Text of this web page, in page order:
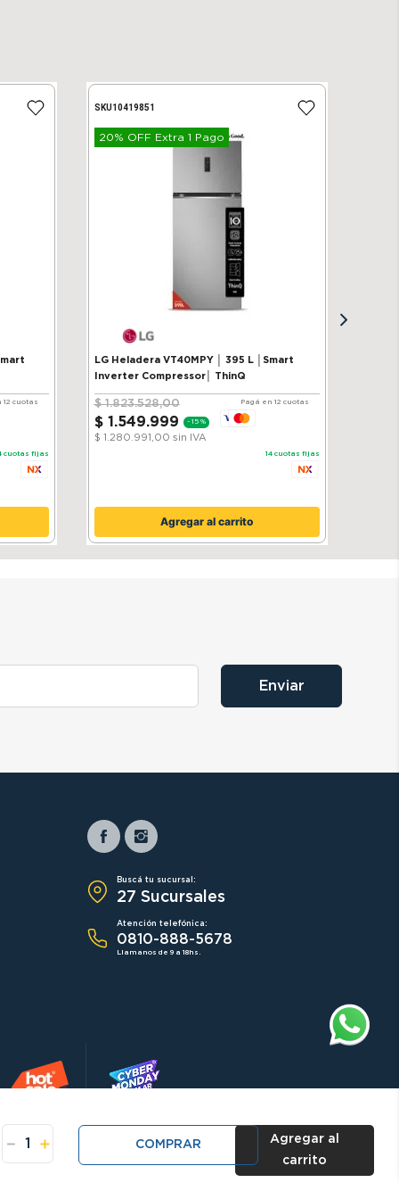
＋
－
Agregar al
carrito
COMPRAR
12 cuotas
cuotas fijas
SKU10419851
20% OFF Extra 1 Pago
LG Heladera VT40MPY │ 395 L │Smart
Inverter Compressor│ ThinQ
$ 1.823.528,00
$ 1 .549.999 - 15 %
$ 1.280.991,00 sin IVA
Pagá en 12 cuotas
14 cuotas fijas
Agregar al carrito
Enviar
Buscá tu sucursal:
27 Sucursales
Atención telefónica:
0810-888-5678
Llamanos de 9 a 18hs.